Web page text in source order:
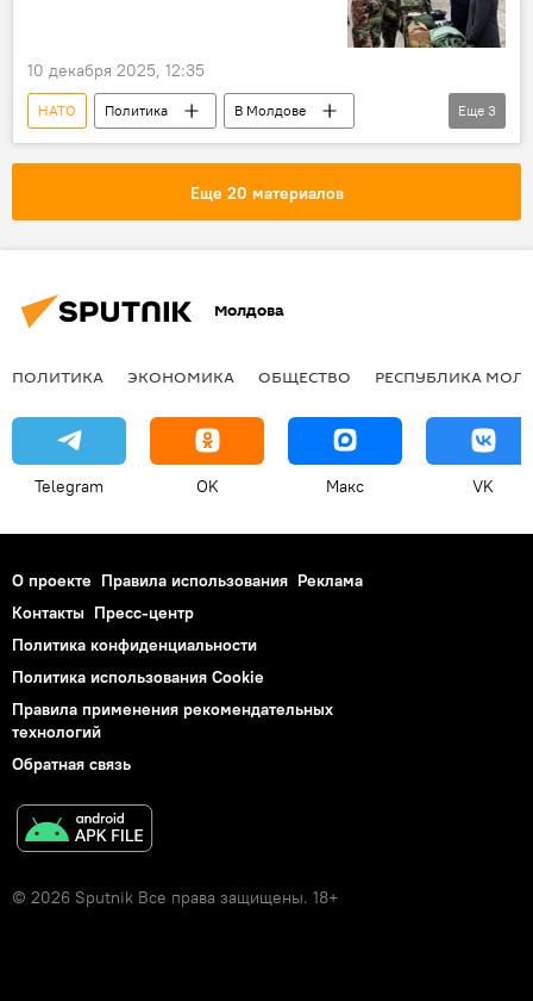
10 декабря 2025, 12:35
НАТО Политика
В Молдове
Молдова
Национальная армия
Еще 3
Еще 20 материалов
Молдова
ПОЛИТИКА ЭКОНОМИКА ОБЩЕСТВО РЕСПУБЛИКА
Telegram OK Макс VK
О проекте Правила использования Реклама
Контакты Пресс-центр
Политика конфиденциальности
Политика использования Cookie
Правила применения рекомендательных
технологий
Обратная связь
© 2026 Sputnik Все права защищены. 18+